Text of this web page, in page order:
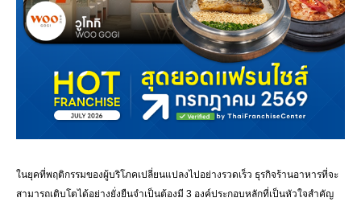
ในยุคที่พฤติกรรมของผู้บริโภคเปลี่ยนแปลงไปอย่างรวดเร็ว ธุรกิจร้านอาหารที่จะ
สามารถเติบโตได้อย่างยั่งยืนจำเป็นต้องมี 3 องค์ประกอบหลักที่เป็นหัวใจสำคัญ